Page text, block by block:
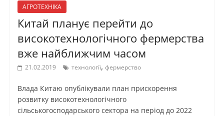
АГРОТЕХНІКА
Китай планує перейти до
високотехнологічного фермерства
вже найближчим часом
21.02.2019 технології, фермерство
Влада Китаю опублікували план прискорення
розвитку високотехнологічного
сільськогосподарського сектора на період до 2022